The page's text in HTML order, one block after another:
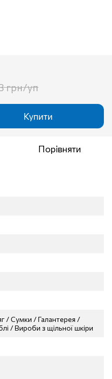
грн/уп
Купити
Порівняти
/ Сумки / Галантерея /
/ Вироби з щільної шкіри